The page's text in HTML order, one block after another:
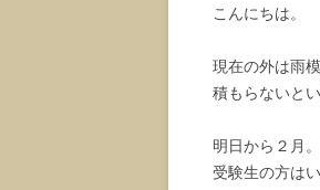
こんにちは。
現在の外は雨
積もらないと
明日から２月。
受験生の方は